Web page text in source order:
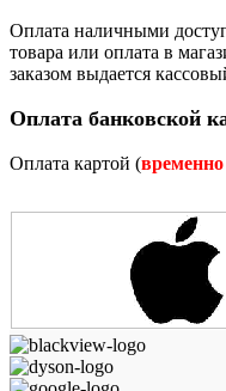
Оплата наличными
товара или оплата в
заказом выдается
Оплата банковской
Оплата картой (временно